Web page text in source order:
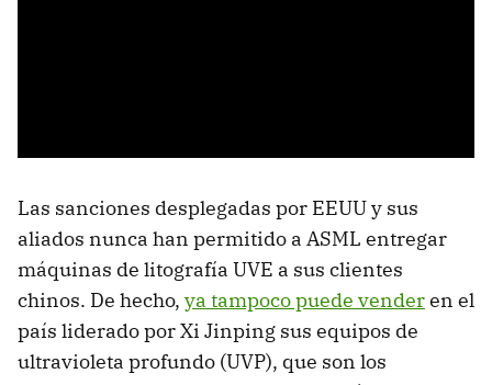
Las sanciones desplegadas por EEUU y sus
aliados nunca han permitido a ASML entregar
máquinas de litografía UVE a sus clientes
chinos. De hecho, ya tampoco puede venderen el
país liderado por Xi Jinping sus equipos de
ultravioleta profundo (UVP), que son los